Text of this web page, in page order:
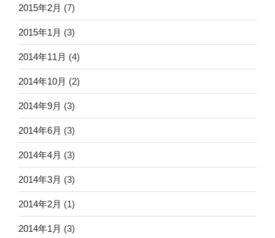
2015年2月 (7)
2015年1月 (3)
2014年11月 (4)
2014年10月 (2)
2014年9月 (3)
2014年6月 (3)
2014年4月 (3)
2014年3月 (3)
2014年2月 (1)
2014年1月 (3)